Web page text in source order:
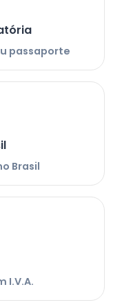
passaporte
Brasil
I.V.A.